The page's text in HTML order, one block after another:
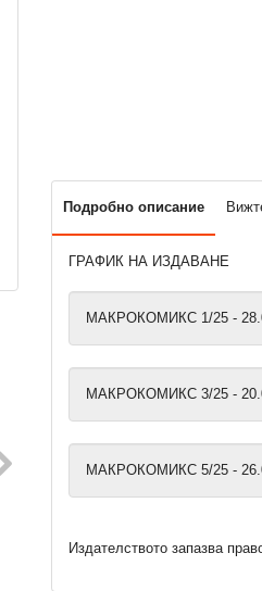
Макрокомикс, 8/26
Подробно описание
ГРАФИК НА ИЗДАВАНЕ
МАКРОКОМИКС 1/25 -
МАКРОКОМИКС 3/25 -
МАКРОКОМИКС 5/25 -
Издателството запазва